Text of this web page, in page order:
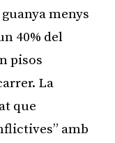
menys
40% del
pisos
La
que
amb